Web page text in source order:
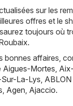
sur les
offres et le
toujours où
bonnes affaires,
Aigues-Mortes
La-Lys
Agen Ajaccio.